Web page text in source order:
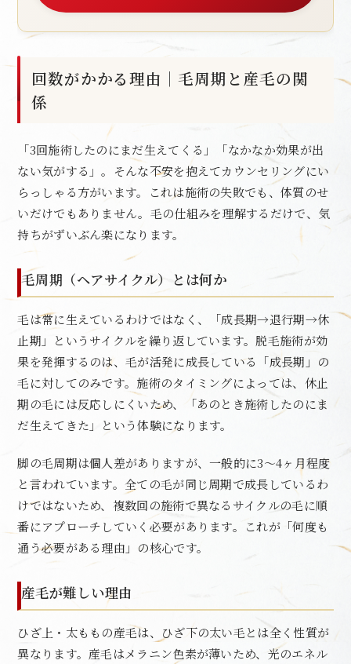
回数がかかる理由｜毛周期と産毛の関
係
「3回施術したのにまだ生えてくる」「なかなか効果が出
ない気がする」。そんな不安を抱えてカウンセリングにい
らっしゃる方がいます。これは施術の失敗でも、体質のせ
いだけでもありません。毛の仕組みを理解するだけで、気
持ちがずいぶん楽になります。
毛周期（ヘアサイクル）とは何か
毛は常に生えているわけではなく、「成長期→退行期→休
止期」というサイクルを繰り返しています。脱毛施術が効
果を発揮するのは、毛が活発に成長している「成長期」の
毛に対してのみです。施術のタイミングによっては、休止
期の毛には反応しにくいため、「あのとき施術したのにま
だ生えてきた」という体験になります。
脚の毛周期は個人差がありますが、一般的に3〜4ヶ月程度
と言われています。全ての毛が同じ周期で成長しているわ
けではないため、複数回の施術で異なるサイクルの毛に順
番にアプローチしていく必要があります。これが「何度も
通う必要がある理由」の核心です。
産毛が難しい理由
ひざ上・太ももの産毛は、ひざ下の太い毛とは全く性質が
異なります。産毛はメラニン色素が薄いため、光のエネル